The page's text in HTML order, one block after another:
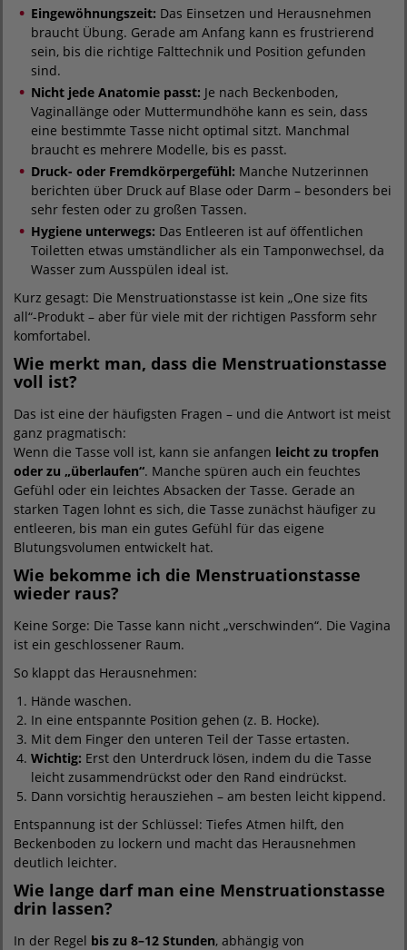
Eingewöhnungszeit: Das Einsetzen und Herausnehmen
braucht Übung. Gerade am Anfang kann es frustrierend
sein, bis die richtige Falttechnik und Position gefunden
sind.
Nicht jede Anatomie passt: Je nach Beckenboden,
Vaginallänge oder Muttermundhöhe kann es sein, dass
eine bestimmte Tasse nicht optimal sitzt. Manchmal
braucht es mehrere Modelle, bis es passt.
Druck- oder Fremdkörpergefühl: Manche Nutzerinnen
berichten über Druck auf Blase oder Darm – besonders bei
sehr festen oder zu großen Tassen.
Hygiene unterwegs: Das Entleeren ist auf öffentlichen
Toiletten etwas umständlicher als ein Tamponwechsel, da
Wasser zum Ausspülen ideal ist.
Kurz gesagt: Die Menstruationstasse ist kein „One size fits
all“-Produkt – aber für viele mit der richtigen Passform sehr
komfortabel.
Wie merkt man, dass die Menstruationstasse
voll ist?
Das ist eine der häufigsten Fragen – und die Antwort ist meist
ganz pragmatisch:
Wenn die Tasse voll ist, kann sie anfangen leicht zu tropfen
oder zu „überlaufen“. Manche spüren auch ein feuchtes
Gefühl oder ein leichtes Absacken der Tasse. Gerade an
starken Tagen lohnt es sich, die Tasse zunächst häufiger zu
entleeren, bis man ein gutes Gefühl für das eigene
Blutungsvolumen entwickelt hat.
Wie bekomme ich die Menstruationstasse
wieder raus?
Keine Sorge: Die Tasse kann nicht „verschwinden“. Die Vagina
ist ein geschlossener Raum.
So klappt das Herausnehmen:
Hände waschen.
In eine entspannte Position gehen (z. B. Hocke).
Mit dem Finger den unteren Teil der Tasse ertasten.
Wichtig: Erst den Unterdruck lösen, indem du die Tasse
leicht zusammendrückst oder den Rand eindrückst.
Dann vorsichtig herausziehen – am besten leicht kippend.
Entspannung ist der Schlüssel: Tiefes Atmen hilft, den
Beckenboden zu lockern und macht das Herausnehmen
deutlich leichter.
Wie lange darf man eine Menstruationstasse
drin lassen?
In der Regel bis zu 8–12 Stunden, abhängig von